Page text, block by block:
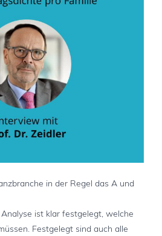
in der Regel das A und
ist klar festgelegt, welche
Festgelegt sind auch alle